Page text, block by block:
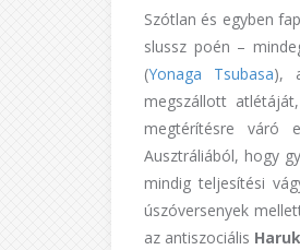
Szótlan és egyben
slussz poén –
(Yonaga Tsubasa),
megszállott atlétáját,
megtérítésre váró
Ausztráliából, hogy
mindig teljesítési
úszóversenyek
az antiszociális